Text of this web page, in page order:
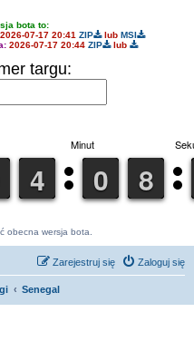
bota to:
2026-07-17 20:41 ZIP lub MSI
2026-07-17 20:44 ZIP lub
targu:
obecna wersja bota.
Zaloguj się
Zarejestruj się
Senegal